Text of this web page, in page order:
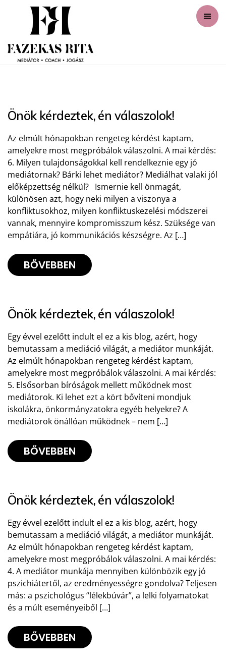
Önök kérdeztek, én válaszolok!
Az elmúlt hónapokban rengeteg kérdést kaptam,
amelyekre most megpróbálok válaszolni. A mai kérdés:
6. Milyen tulajdonságokkal kell rendelkeznie egy jó
mediátornak? Bárki lehet mediátor? Mediálhat valaki jól
előképzettség nélkül? Ismernie kell önmagát,
különösen azt, hogy neki milyen a viszonya a
konfliktusokhoz, milyen konfliktuskezelési módszerei
vannak, mennyire kompromisszum kész. Szüksége van
empátiára, jó kommunikációs készségre. Az […]
BŐVEBBEN
Önök kérdeztek, én válaszolok!
Egy évvel ezelőtt indult el ez a kis blog, azért, hogy
bemutassam a mediáció világát, a mediátor munkáját.
Az elmúlt hónapokban rengeteg kérdést kaptam,
amelyekre most megpróbálok válaszolni. A mai kérdés:
5. Elsősorban bíróságok mellett működnek most
mediátorok. Ki lehet ezt a kört bővíteni mondjuk
iskolákra, önkormányzatokra egyéb helyekre? A
mediátorok önállóan működnek – nem […]
BŐVEBBEN
Önök kérdeztek, én válaszolok!
Egy évvel ezelőtt indult el ez a kis blog, azért, hogy
bemutassam a mediáció világát, a mediátor munkáját.
Az elmúlt hónapokban rengeteg kérdést kaptam,
amelyekre most megpróbálok válaszolni. A mai kérdés:
4. A mediátor munkája mennyiben különbözik egy jó
pszichiátertől, az eredményességre gondolva? Teljesen
más: a pszichológus “lélekbúvár”, a lelki folyamatokat
és a múlt eseményeiből […]
BŐVEBBEN